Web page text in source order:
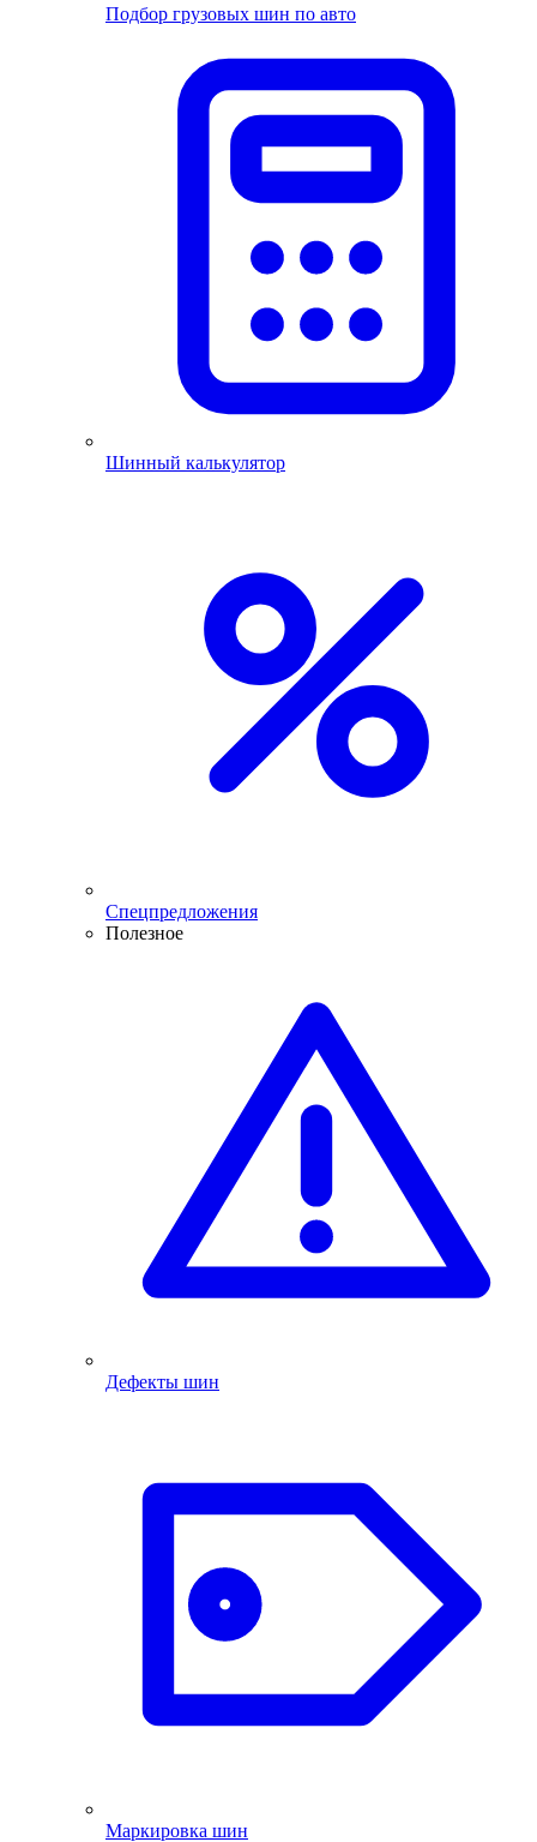
Подбор грузовых шин по авто
Шинный калькулятор
Спецпредложения
Полезное
Дефекты шин
Маркировка шин